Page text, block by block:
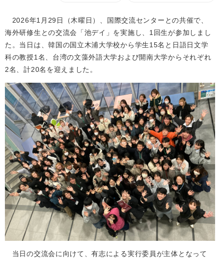
2026年1月29日（木曜日）、国際交流センターとの共催で、
海外研修生との交流会「池デイ」を実施し、1回生が参加しまし
た。当日は、韓国の国立木浦大学校から学生15名と日語日文学
科の教授1名、台湾の文藻外語大学および開南大学からそれぞれ
2名、計20名を迎えました。
当日の交流会に向けて、有志による実行委員が主体となって